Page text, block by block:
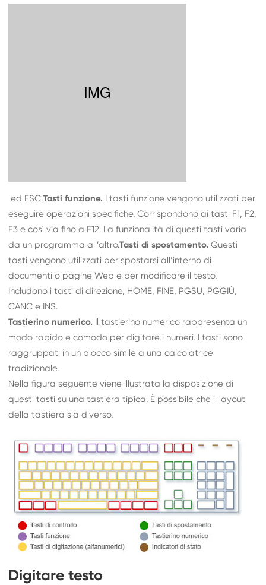
ed ESC.Tasti funzione. I tasti funzione vengono utilizzati per
eseguire operazioni specifiche. Corrispondono ai tasti F1, F2,
F3 e così via fino a F12. La funzionalità di questi tasti varia
da un programma all’altro.Tasti di spostamento. Questi
tasti vengono utilizzati per spostarsi all’interno di
documenti o pagine Web e per modificare il testo.
Includono i tasti di direzione, HOME, FINE, PGSU, PGGIÙ,
CANC e INS.
Tastierino numerico. Il tastierino numerico rappresenta un
modo rapido e comodo per digitare i numeri. I tasti sono
raggruppati in un blocco simile a una calcolatrice
tradizionale.
Nella figura seguente viene illustrata la disposizione di
questi tasti su una tastiera tipica. È possibile che il layout
della tastiera sia diverso.
Digitare testo